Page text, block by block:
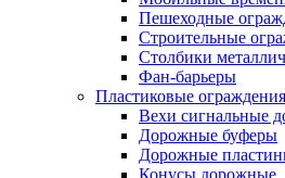
Пешеходные
Строительные
Столбики
Фан-барьеры
Пластиковые ограждения
Вехи сигнальные
Дорожные буферы
Дорожные